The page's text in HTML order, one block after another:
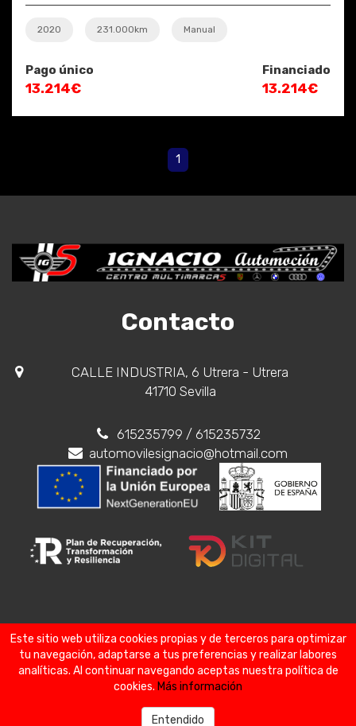
2020 231.000km Manual
Pago único
13.214€
Financiado
13.214€
1
Contacto
CALLE INDUSTRIA, 6 Utrera - Utrera
41710 Sevilla
615235799 / 615235732
automovilesignacio@hotmail.com
Aviso legal
Política de privacidad
Política de cookies
Comparador Favoritos
Este sitio web utiliza cookies propias y de terceros para optimizar
tu navegación, adaptarse a tus preferencias y realizar labores
analíticas. Al continuar navegando aceptas nuestra política de
cookies. Más información
Entendido